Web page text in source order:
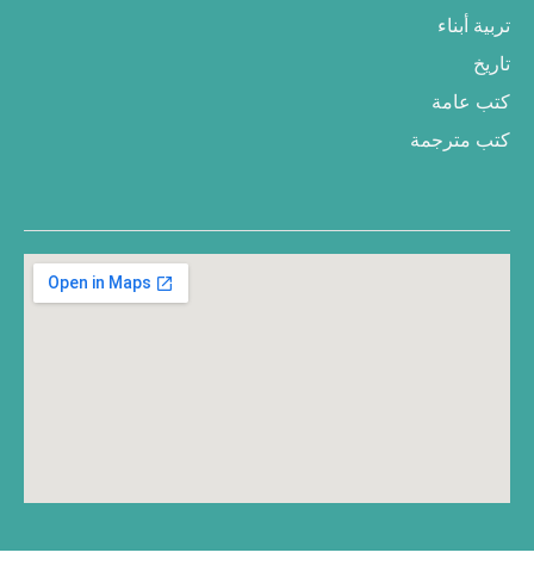
تربية أبناء
تاريخ
كتب عامة
كتب مترجمة